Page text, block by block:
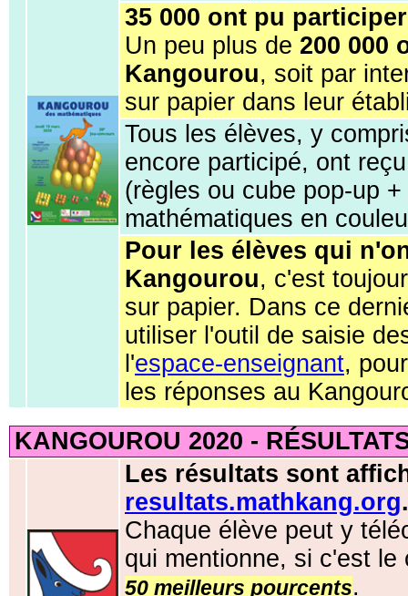
35 000 ont pu
Un peu plus de 200 000
Kangourou, soit par
sur papier dans leur
Tous les élèves, y
encore participé, ont
(règles ou cube pop-up
mathématiques en
Pour les élèves qui
Kangourou, c'est
sur papier. Dans ce
utiliser l'outil de saisie
l'espace-enseignant,
les réponses au
KANGOUROU 2020 -
Les résultats sont
resultats.mathkang.org.
Chaque élève peut y
qui mentionne, si c'est
50 meilleurs pourcents.